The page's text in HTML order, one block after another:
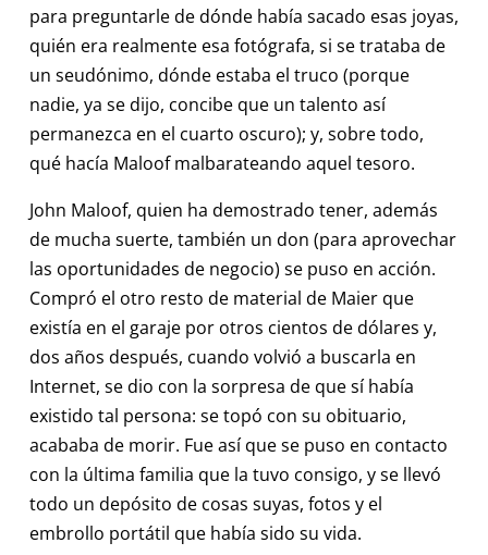
para preguntarle de dónde había sacado esas joyas,
quién era realmente esa fotógrafa, si se trataba de
un seudónimo, dónde estaba el truco (porque
nadie, ya se dijo, concibe que un talento así
permanezca en el cuarto oscuro); y, sobre todo,
qué hacía Maloof malbarateando aquel tesoro.
John Maloof, quien ha demostrado tener, además
de mucha suerte, también un don (para aprovechar
las oportunidades de negocio) se puso en acción.
Compró el otro resto de material de Maier que
existía en el garaje por otros cientos de dólares y,
dos años después, cuando volvió a buscarla en
Internet, se dio con la sorpresa de que sí había
existido tal persona: se topó con su obituario,
acababa de morir. Fue así que se puso en contacto
con la última familia que la tuvo consigo, y se llevó
todo un depósito de cosas suyas, fotos y el
embrollo portátil que había sido su vida.